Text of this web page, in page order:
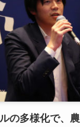
の多様化で、